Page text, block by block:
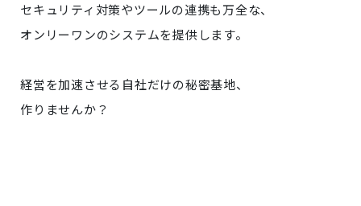
セキュリティ対策やツールの連携も万全な、
オンリーワンのシステムを提供します。
経営を加速させる自社だけの秘密基地、
作りませんか？